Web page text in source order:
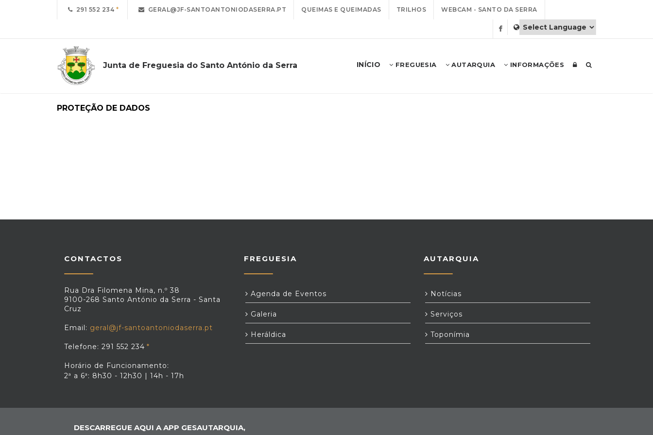
291 552 234 GERAL@JF-SANTOANTONIODASERRA.PT QUEIMAS E QUEIMADAS TRILHOS WEBCAM - SANTO DA SERRA
Junta de Freguesia do Santo António da Serra INÍCIO FREGUESIA AUTARQUIA INFORMAÇÕES
PROTEÇÃO DE DADOS
CONTACTOS
Rua Dra Filomena Mina, n.º 38
9100-268 Santo António da Serra - Santa
Cruz
Email: geral@jf-santoantoniodaserra.pt
Telefone: 291 552 234
Horário de Funcionamento:
2ª a 6ª: 8h30 - 12h30 | 14h - 17h
FREGUESIA
Agenda de Eventos
Galeria
Heráldica
AUTARQUIA
Notícias
Serviços
Toponímia
DESCARREGUE AQUI A APP GESAUTARQUIA,